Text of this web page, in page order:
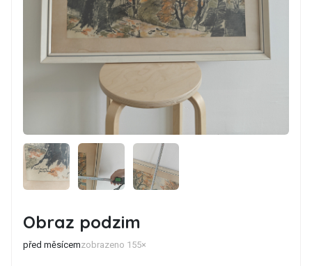
Obraz podzim
před měsícemzobrazeno 155×